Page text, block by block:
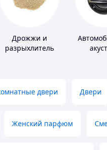
Дрожжи и
разрыхлитель
двери Двери
Женский парфюм